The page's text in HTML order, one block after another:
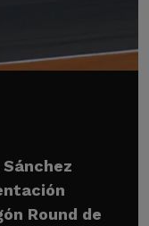
Round de